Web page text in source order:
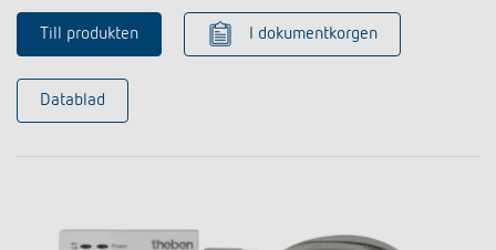
Till produkten I dokumentkorgen
Datablad